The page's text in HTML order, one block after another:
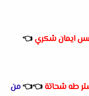
ايمان شكري👈
طه شحاتة👈
👈من